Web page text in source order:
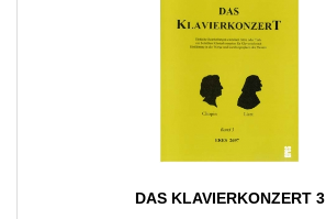
DAS KLAVIERKONZERT 3